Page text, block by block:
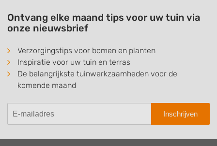
Ontvang elke maand tips voor uw tuin via
onze nieuwsbrief
Verzorgingstips voor bomen en planten
Inspiratie voor uw tuin en terras
De belangrijkste tuinwerkzaamheden voor de
komende maand
Inschrijven